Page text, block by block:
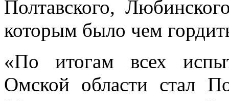
Полтавского,
которым было чем
«По итогам всех
Омской области стал